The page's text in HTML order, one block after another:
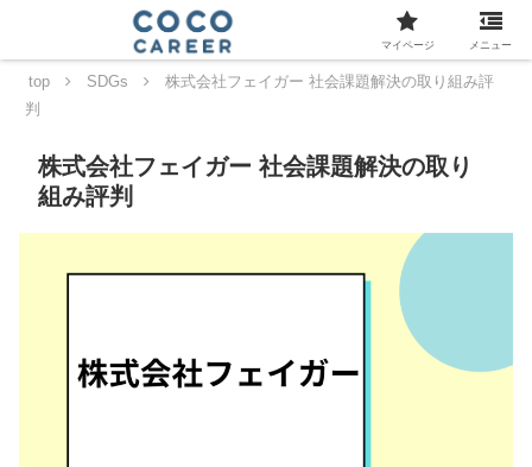
top SDGs
株式会社フェイガー 社会課題解決の取り組み評
判
株式会社フェイガー 社会課題解決の取り
組み評判
マイページ メニュー